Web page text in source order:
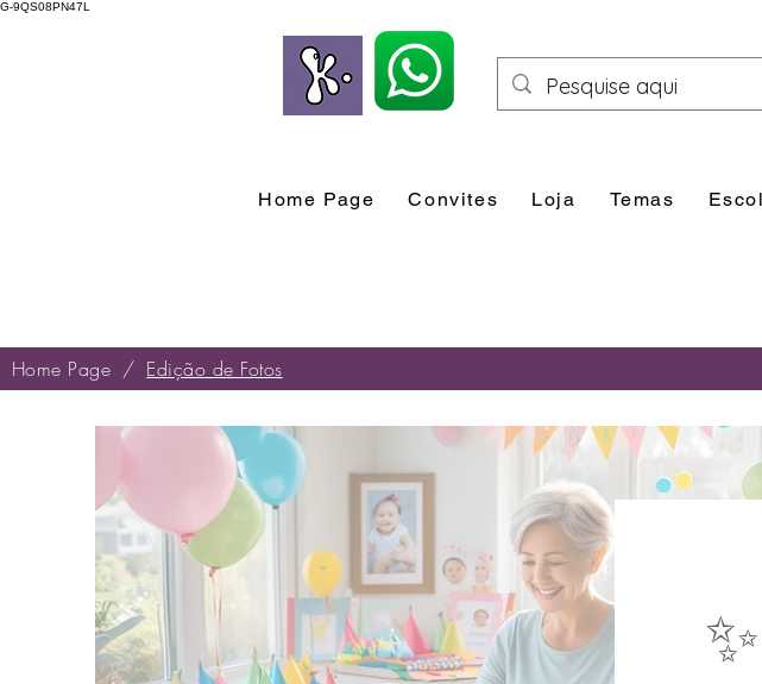
G-9QS08PN47L
Home Page Convites Loja Temas
Home Page / Edição de Fotos